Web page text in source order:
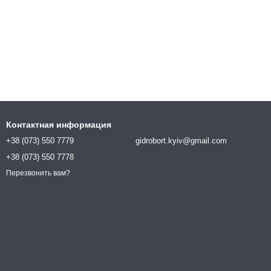
Контактная информация
+38 (073) 550 7779
+38 (073) 550 7778
Перезвонить вам?
gidrobort.kyiv@gmail.com